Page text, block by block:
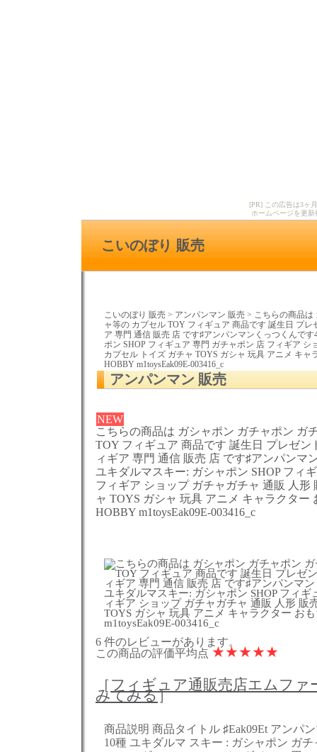
[PR] この広告は3ヶ
ホームページを更
こいのぼり 販売
こいのぼり 販売 > アンパンマン 販売 > こちらの商品は
ャ等の カプセル TOY フィギュア 商品です 誕生日 プ
ア 専門 通信 販売 店 です♯アンパンマンくっつくんで
ポン SHOP フィギュア 専門 ガチャポン 店 フィギア シ
カプセル トイズ ガチャ TOYS ガシャ 玩具 アニメ キャ
HOBBY m1toysEak09E-003416_c
アンパンマン 販売
NEW
こちらの商品は ガシャポン ガチャポン ガ
TOY フィギュア 商品です 誕生日 プレゼン
ィギア 専門 通信 販売 店 です♯アンパンマ
ユキダルマスキー: ガシャポン SHOP フィ
フィギア ショップ ガチャガチャ 通販 人形
ャ TOYS ガシャ 玩具 アニメ キャラクター
HOBBY m1toysEak09E-003416_c
6 件のレビューがあります。
この商品の評価平均点 ★★★★★
［ フィギュア通販売店エムファ
みてみる］
商品説明 商品タイトル ♯Eak09Et アンパ
10種 ユキダルマ スキー : ガシャポン ガ